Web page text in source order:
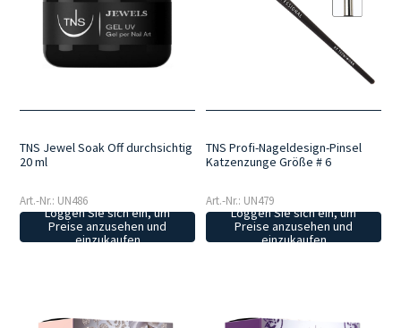
TNS Jewel Soak Off durchsichtig
20 ml
Art.-Nr.: UN486
Loggen Sie sich ein, um
Preise anzusehen und
einzukaufen
TNS Profi-Nageldesign-Pinsel
Katzenzunge Größe # 6
Art.-Nr.: UN479
Loggen Sie sich ein, um
Preise anzusehen und
einzukaufen